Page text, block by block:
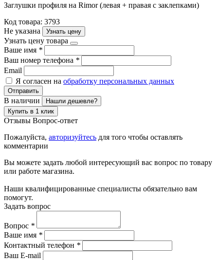
Заглушки профиля на Rimor (левая + правая с заклепками)
Код товара: 3793
Не указана
Узнать цену
Узнать цену товара
Ваше имя *
Ваш номер телефона *
Email
Я согласен на обработку персональных данных
Отправить
В наличии
Нашли дешевле?
Купить в 1 клик
Отзывы Вопрос-ответ
Пожалуйста, авторизуйтесь для того чтобы оставлять
комментарии
Вы можете задать любой интересующий вас вопрос по товару
или работе магазина.
Наши квалифицированные специалисты обязательно вам
помогут.
Задать вопрос
Вопрос *
Ваше имя *
Контактный телефон *
Ваш E-mail